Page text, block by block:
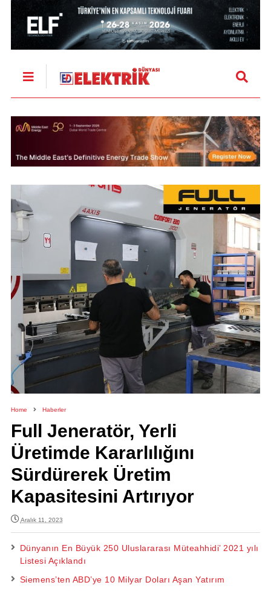
Home Haberler
Full Jeneratör, Yerli
Üretimde Kararlılığını
Sürdürerek Üretim
Kapasitesini Artırıyor
Aralık 11, 2023
Dünyanın En Büyük 250 Uluslararası Müteahhidi’ 2021 yılı
Listesi Açıklandı
Siemens’ten ABD’ye 10 Milyar Doları Aşan Yatırım